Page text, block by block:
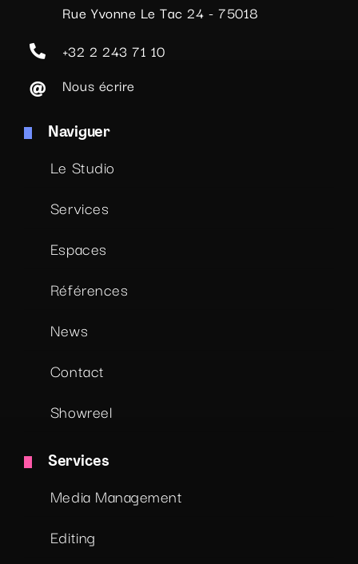
Rue Yvonne Le Tac 24 - 75018
+32 2 243 71 10
Nous écrire
Naviguer
Le Studio
Services
Espaces
Références
News
Contact
Showreel
Services
Media Management
Editing